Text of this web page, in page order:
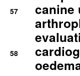
57
canine
58